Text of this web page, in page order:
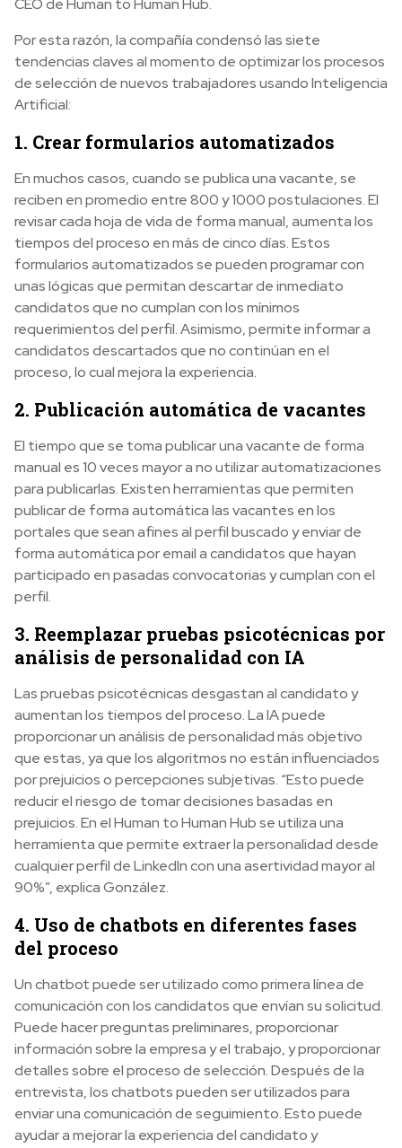
CEO de Human to Human Hub.
Por esta razón, la compañía condensó las siete
tendencias claves al momento de optimizar los procesos
de selección de nuevos trabajadores usando Inteligencia
Artificial:
1. Crear formularios automatizados
En muchos casos, cuando se publica una vacante, se
reciben en promedio entre 800 y 1000 postulaciones. El
revisar cada hoja de vida de forma manual, aumenta los
tiempos del proceso en más de cinco días. Estos
formularios automatizados se pueden programar con
unas lógicas que permitan descartar de inmediato
candidatos que no cumplan con los mínimos
requerimientos del perfil. Asimismo, permite informar a
candidatos descartados que no continúan en el
proceso, lo cual mejora la experiencia.
2. Publicación automática de vacantes
El tiempo que se toma publicar una vacante de forma
manual es 10 veces mayor a no utilizar automatizaciones
para publicarlas. Existen herramientas que permiten
publicar de forma automática las vacantes en los
portales que sean afines al perfil buscado y enviar de
forma automática por email a candidatos que hayan
participado en pasadas convocatorias y cumplan con el
perfil.
3. Reemplazar pruebas psicotécnicas por
análisis de personalidad con IA
Las pruebas psicotécnicas desgastan al candidato y
aumentan los tiempos del proceso. La IA puede
proporcionar un análisis de personalidad más objetivo
que estas, ya que los algoritmos no están influenciados
por prejuicios o percepciones subjetivas. “Esto puede
reducir el riesgo de tomar decisiones basadas en
prejuicios. En el Human to Human Hub se utiliza una
herramienta que permite extraer la personalidad desde
cualquier perfil de LinkedIn con una asertividad mayor al
90%”, explica González.
4. Uso de chatbots en diferentes fases
del proceso
Un chatbot puede ser utilizado como primera línea de
comunicación con los candidatos que envían su solicitud.
Puede hacer preguntas preliminares, proporcionar
información sobre la empresa y el trabajo, y proporcionar
detalles sobre el proceso de selección. Después de la
entrevista, los chatbots pueden ser utilizados para
enviar una comunicación de seguimiento. Esto puede
ayudar a mejorar la experiencia del candidato y